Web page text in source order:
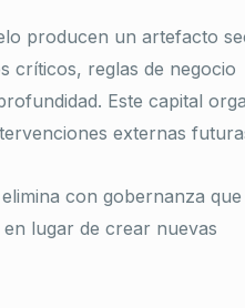
producen un artefacto
críticos, reglas de negocio
Este capital
externas
con gobernanza
lugar de crear nuevas